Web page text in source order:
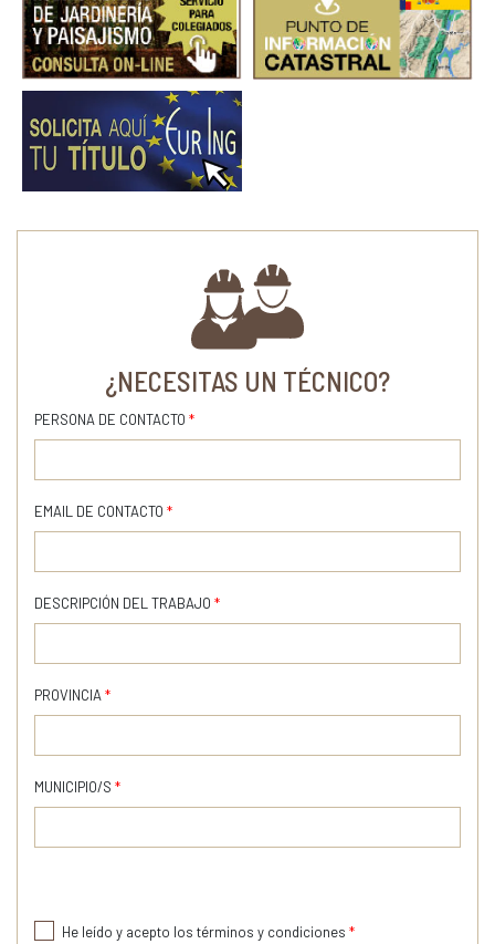
¿NECESITAS UN TÉCNICO?
PERSONA DE CONTACTO *
EMAIL DE CONTACTO *
DESCRIPCIÓN DEL TRABAJO *
PROVINCIA *
MUNICIPIO/S *
He leído y acepto los términos y condiciones *